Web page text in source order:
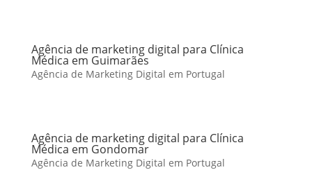
Agência de marketing digital para Clínica
Médica em Guimarães
Agência de Marketing Digital em Portugal
Agência de marketing digital para Clínica
Médica em Gondomar
Agência de Marketing Digital em Portugal